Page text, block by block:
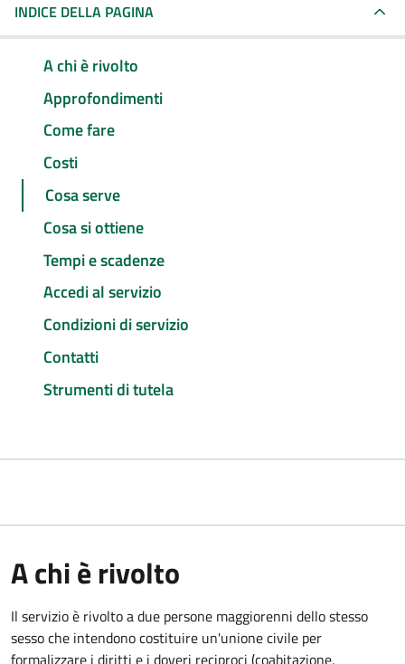
INDICE DELLA PAGINA
A chi è rivolto
Approfondimenti
Come fare
Costi
Cosa serve
Cosa si ottiene
Tempi e scadenze
Accedi al servizio
Condizioni di servizio
Contatti
Strumenti di tutela
A chi è rivolto
Il servizio è rivolto a due persone maggiorenni dello stesso
sesso che intendono costituire un'unione civile per
formalizzare i diritti e i doveri reciproci (coabitazione,